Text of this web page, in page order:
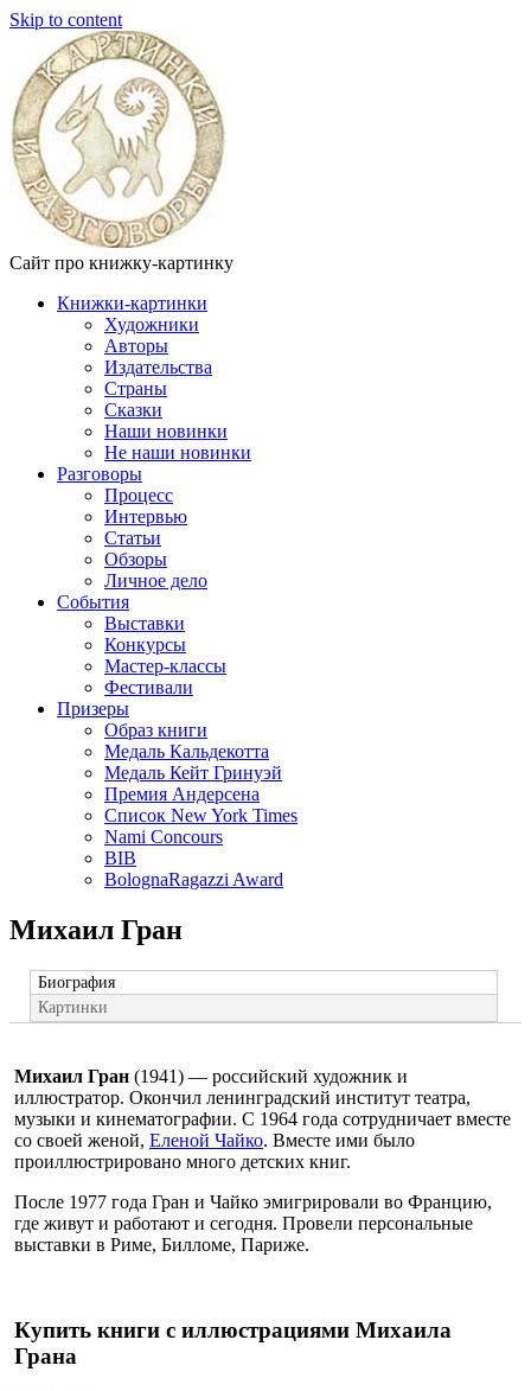
Skip to content
Сайт про книжку-картинку
Книжки-картинки
Художники
Авторы
Издательства
Страны
Сказки
Наши новинки
Не наши новинки
Разговоры
Процесс
Интервью
Статьи
Обзоры
Личное дело
События
Выставки
Конкурсы
Мастер-классы
Фестивали
Призеры
Образ книги
Медаль Кальдекотта
Медаль Кейт Гринуэй
Премия Андерсена
Список New York Times
Nami Concours
BIB
BolognaRagazzi Award
Михаил Гран
Биография
Картинки
Михаил Гран (1941) — российский художник и
иллюстратор. Окончил ленинградский институт театра,
музыки и кинематографии. С 1964 года сотрудничает вместе
со своей женой, Еленой Чайко. Вместе ими было
проиллюстрировано много детских книг.
После 1977 года Гран и Чайко эмигрировали во Францию,
где живут и работают и сегодня. Провели персональные
выставки в Риме, Билломе, Париже.
Купить книги с иллюстрациями Михаила
Грана